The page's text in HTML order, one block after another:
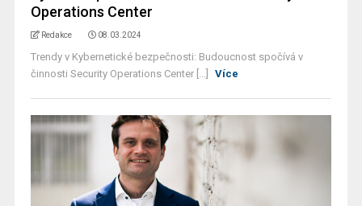
Operations Center
Redakce 08.03.2024
Trendy v Kybernetické bezpečnosti: Budoucnost spočívá v
činnosti Security Operations Center [...]
Více